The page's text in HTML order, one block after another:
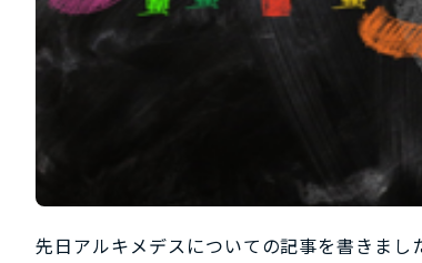
先日アルキメデスについての記事を書きま